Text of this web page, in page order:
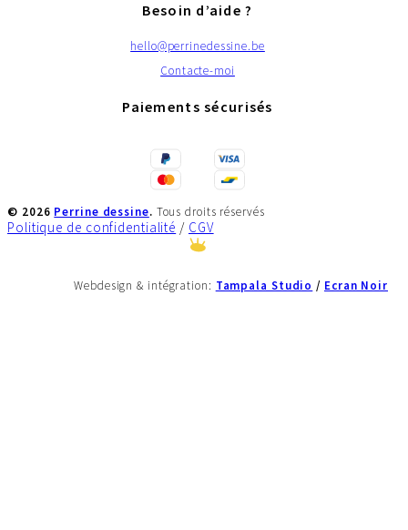
Besoin d’aide ?
hello@perrinedessine.be
Contacte-moi
Paiements sécurisés
© 2026 Perrine dessine. Tous droits réservés
Politique de confidentialité / CGV
Webdesign & intégration: Tampala Studio / Ecran Noir